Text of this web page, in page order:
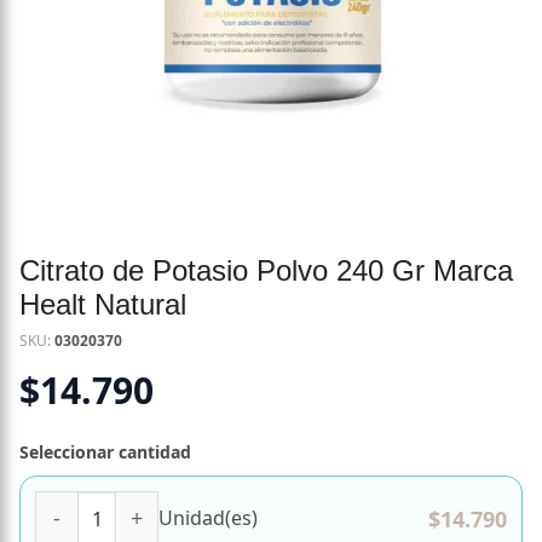
Citrato de Potasio Polvo 240 Gr Marca
Healt Natural
SKU:03020370
$14.790
Seleccionar cantidad
Unidad(es) $14.790